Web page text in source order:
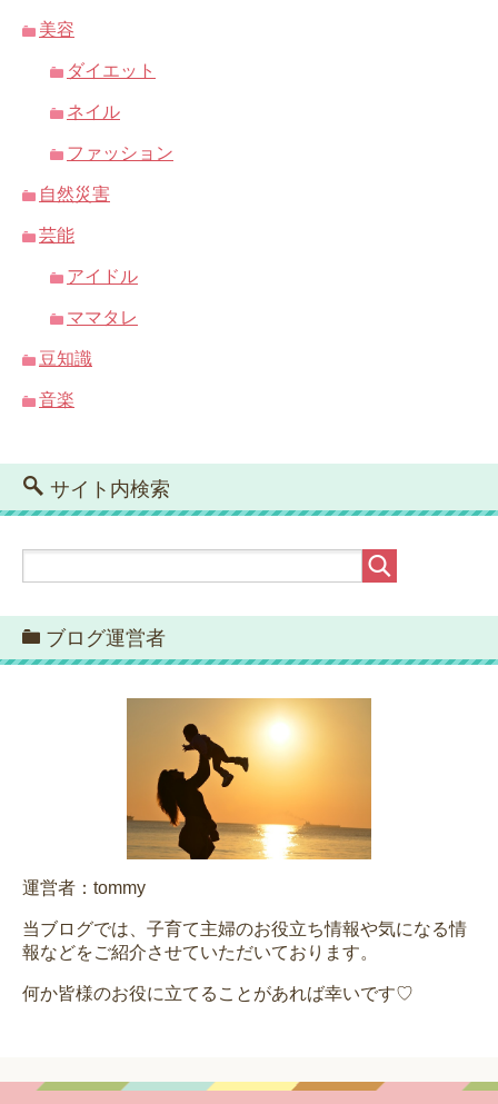
美容
ダイエット
ネイル
ファッション
自然災害
芸能
アイドル
ママタレ
豆知識
音楽
サイト内検索
ブログ運営者
運営者：tommy
当ブログでは、子育て主婦のお役立ち情報や気になる情
報などをご紹介させていただいております。
何か皆様のお役に立てることがあれば幸いです♡